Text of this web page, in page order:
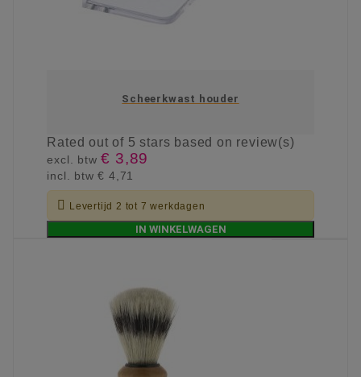
Scheerkwast houder
Ratedout of 5 stars based on review(s)
excl. btw€ 3,89
incl. btw€ 4,71
 Levertijd 2 tot 7 werkdagen
IN WINKELWAGEN